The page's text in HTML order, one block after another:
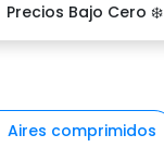
Precios Bajo Cero ❄️
Aires comprimidos